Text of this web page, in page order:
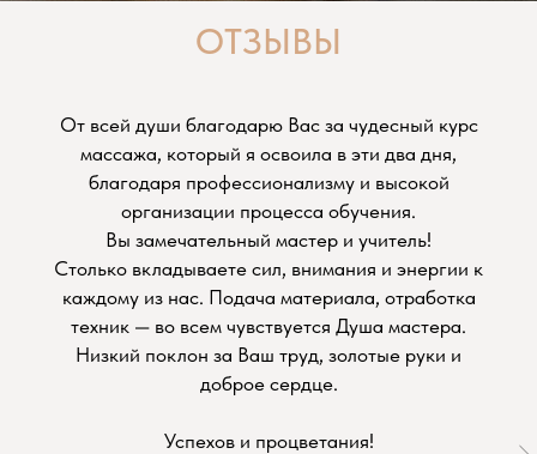
ОТЗЫВЫ
От всей души благодарю Вас за чудесный курс
массажа, который я освоила в эти два дня,
благодаря профессионализму и высокой
организации процесса обучения.
Вы замечательный мастер и учитель!
Столько вкладываете сил, внимания и энергии к
каждому из нас. Подача материала, отработка
техник — во всем чувствуется Душа мастера.
Низкий поклон за Ваш труд, золотые руки и
доброе сердце.
Успехов и процветания!